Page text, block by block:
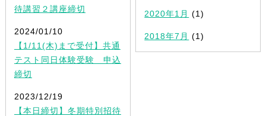
待講習２講座締切
2024/01/10
【1/11(木)まで受付】共通
テスト同日体験受験 申込
締切
2023/12/19
【本日締切】冬期特別招待
2020年1月 (1)
2018年7月 (1)